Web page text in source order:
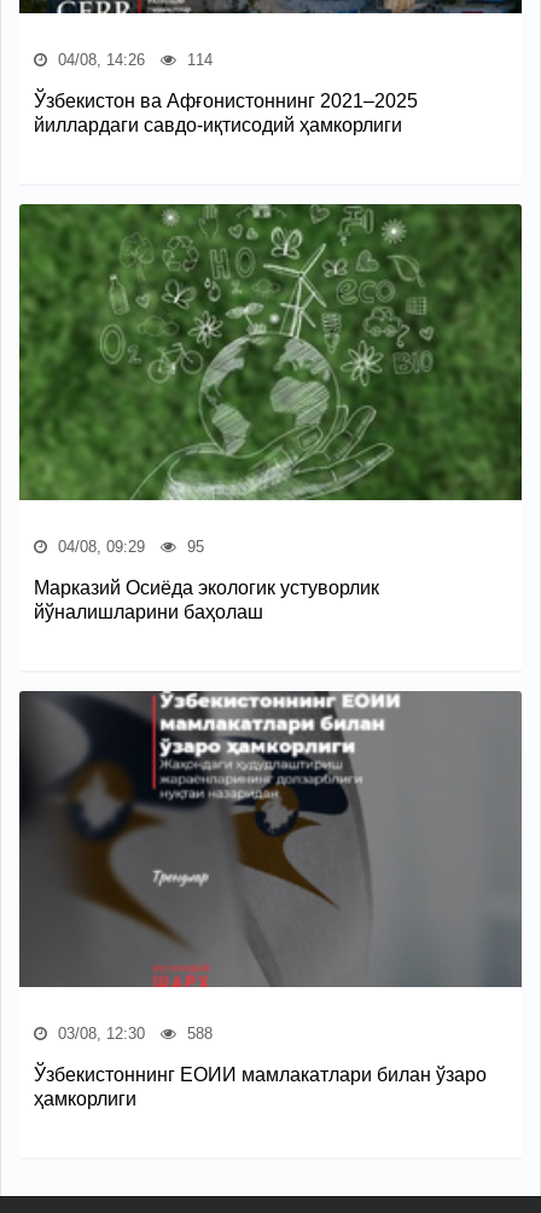
04/08, 14:26 114
Ўзбекистон ва Афғонистоннинг 2021–2025
йиллардаги савдо-иқтисодий ҳамкорлиги
04/08, 09:29 95
Марказий Осиёда экологик устуворлик
йўналишларини баҳолаш
03/08, 12:30 588
Ўзбекистоннинг ЕОИИ мамлакатлари билан ўзаро
ҳамкорлиги